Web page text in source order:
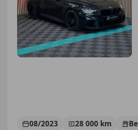
08/2023 28 000 km